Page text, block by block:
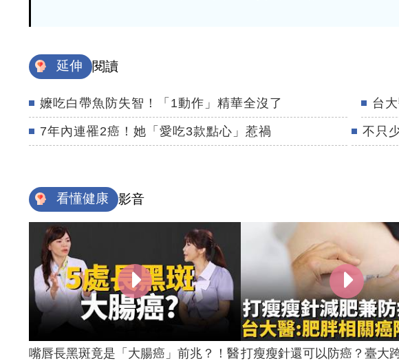
延伸 閱讀
嬤吃白帶魚防失智！「1動作」精華全沒了 台
7年內連罹2癌！她「愛吃3款點心」惹禍 不只
看懂健康 影音
嘴唇長黑斑竟是「大腸癌」前兆？！醫打瘦瘦針還可以防癌？臺大